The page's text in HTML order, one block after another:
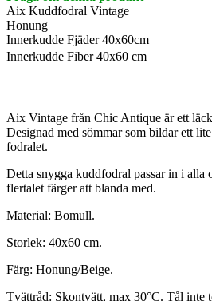
Aix Kuddfodral Vintage
Honung
Innerkudde Fjäder 40x60cm
Innerkudde Fiber 40x60 cm
Aix Vintage från Chic Antique är ett
Designad med sömmar som bildar ett
fodralet.
Detta snygga kuddfodral passar in i alla
flertalet färger att blanda med.
Material: Bomull.
Storlek: 40x60 cm.
Färg: Honung/Beige.
Tvättråd: Skontvätt, max 30°C. Tål inte